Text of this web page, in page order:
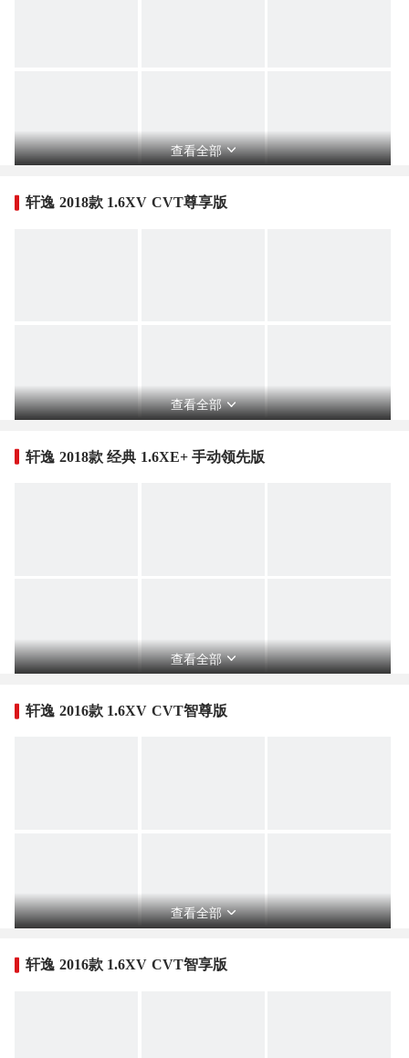
查看全部
轩逸 2018款 1.6XV CVT尊享版
查看全部
轩逸 2018款 经典 1.6XE+ 手动领先版
查看全部
轩逸 2016款 1.6XV CVT智尊版
查看全部
轩逸 2016款 1.6XV CVT智享版